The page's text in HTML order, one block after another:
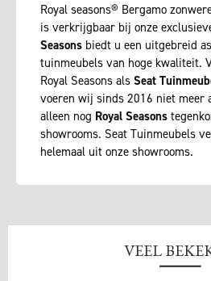
Royal seasons® Bergamo
is verkrijgbaar bij onze
Seasons biedt u een uitgebreid
tuinmeubels van hoge kwaliteit.
Royal Seasons als Seat
voeren wij sinds 2016 niet meer
alleen nog Royal Seasons
showrooms. Seat Tuinmeubels
helemaal uit onze showrooms.
VEEL